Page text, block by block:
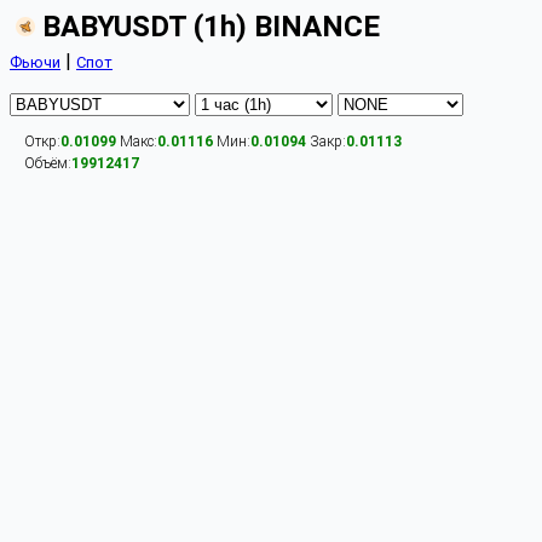
BABYUSDT (1h) BINANCE
Фьючи | Спот
Откр:0.01099 Макс:0.01116 Мин:0.01094 Закр:0.01113
Объём:19912417